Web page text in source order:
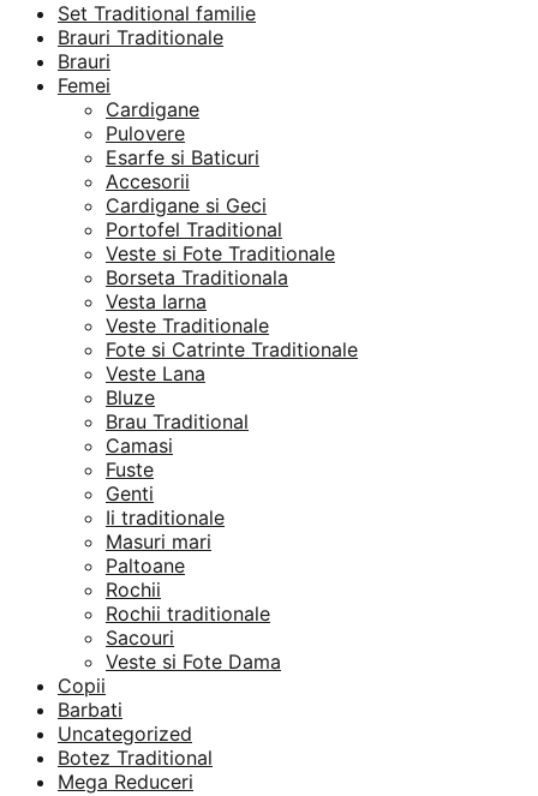
Set Traditional familie
Brauri Traditionale
Brauri
Femei
Cardigane
Pulovere
Esarfe si Baticuri
Accesorii
Cardigane si Geci
Portofel Traditional
Veste si Fote Traditionale
Borseta Traditionala
Vesta Iarna
Veste Traditionale
Fote si Catrinte Traditionale
Veste Lana
Bluze
Brau Traditional
Camasi
Fuste
Genti
Ii traditionale
Masuri mari
Paltoane
Rochii
Rochii traditionale
Sacouri
Veste si Fote Dama
Copii
Barbati
Uncategorized
Botez Traditional
Mega Reduceri